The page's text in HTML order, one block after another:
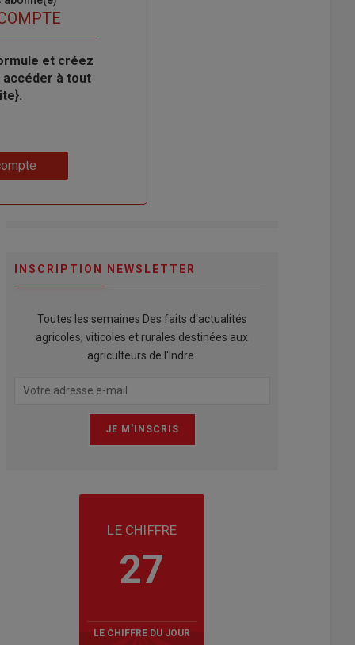
et créez
à tout
INSCRIPTION NEWSLETTER
Toutes les semaines Des faits d'actualités
agricoles, viticoles et rurales destinées aux
agriculteurs de l'Indre.
LE CHIFFRE
27
LE CHIFFRE DU JOUR